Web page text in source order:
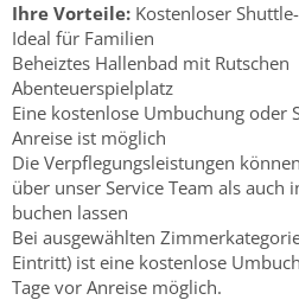
Ihre Vorteile: Kostenloser
Ideal für Familien
Beheiztes Hallenbad mit Rutschen
Abenteuerspielplatz
Eine kostenlose Umbuchung oder
Anreise ist möglich
Die Verpflegungsleistungen
über unser Service Team als auch
buchen lassen
Bei ausgewählten
Eintritt) ist eine kostenlose
Tage vor Anreise möglich.